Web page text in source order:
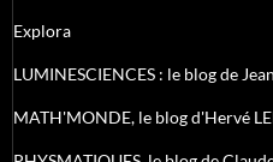
Explora
LUMINESCIENCES : le blog de
MATH'MONDE, le blog d'Hervé